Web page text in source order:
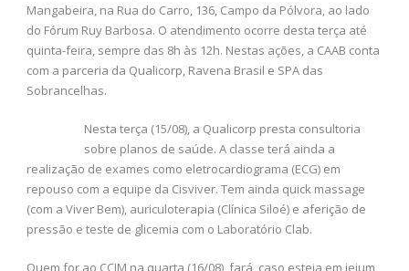
Mangabeira, na Rua do Carro, 136, Campo da Pólvora, ao lado
do Fórum Ruy Barbosa. O atendimento ocorre desta terça até
quinta-feira, sempre das 8h às 12h. Nestas ações, a CAAB conta
com a parceria da Qualicorp, Ravena Brasil e SPA das
Sobrancelhas.
Nesta terça (15/08), a Qualicorp presta consultoria
sobre planos de saúde. A classe terá ainda a
realização de exames como eletrocardiograma (ECG) em
repouso com a equipe da Cisviver. Tem ainda quick massage
(com a Viver Bem), auriculoterapia (Clínica Siloé) e aferição de
pressão e teste de glicemia com o Laboratório Clab.
Quem for ao CCJM na quarta (16/08), fará, caso esteja em jejum